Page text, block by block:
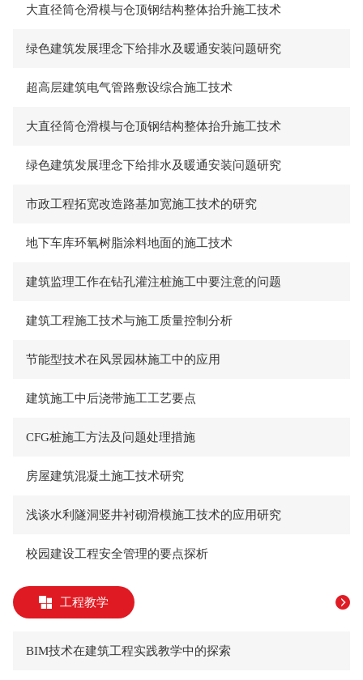
大直径筒仓滑模与仓顶钢结构整体抬升施工技术
绿色建筑发展理念下给排水及暖通安装问题研究
超高层建筑电气管路敷设综合施工技术
大直径筒仓滑模与仓顶钢结构整体抬升施工技术
绿色建筑发展理念下给排水及暖通安装问题研究
市政工程拓宽改造路基加宽施工技术的研究
地下车库环氧树脂涂料地面的施工技术
建筑监理工作在钻孔灌注桩施工中要注意的问题
建筑工程施工技术与施工质量控制分析
节能型技术在风景园林施工中的应用
建筑施工中后浇带施工工艺要点
CFG桩施工方法及问题处理措施
房屋建筑混凝土施工技术研究
浅谈水利隧洞竖井衬砌滑模施工技术的应用研究
校园建设工程安全管理的要点探析
工程教学
BIM技术在建筑工程实践教学中的探索